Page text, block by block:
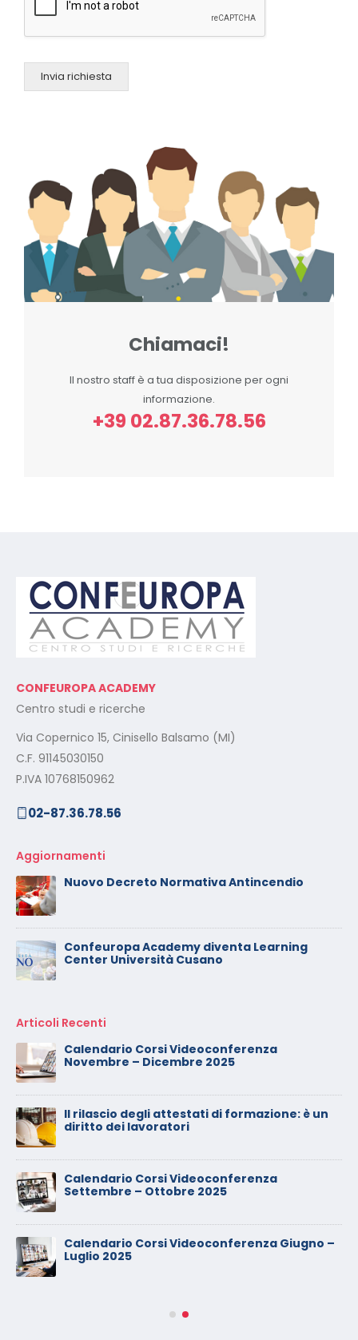
Invia richiesta
Chiamaci!
Il nostro staff è a tua disposizione per ogni
informazione.
+39 02.87.36.78.56
CONFEUROPA ACADEMY
Centro studi e ricerche
Via Copernico 15, Cinisello Balsamo (MI)
C.F. 91145030150
P.IVA 10768150962
02-87.36.78.56
Aggiornamenti
Nuovo Decreto Normativa Antincendio
Confeuropa Academy diventa Learning
Center Università Cusano
Articoli Recenti
Calendario Corsi Videoconferenza
Novembre – Dicembre 2025
Il rilascio degli attestati di formazione: è un
diritto dei lavoratori
Calendario Corsi Videoconferenza
Settembre – Ottobre 2025
Calendario Corsi Videoconferenza Giugno –
Luglio 2025